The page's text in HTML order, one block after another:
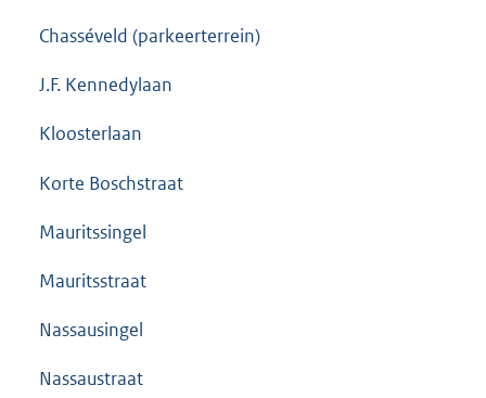
Chasséveld (parkeerterrein)
J.F. Kennedylaan
Kloosterlaan
Korte Boschstraat
Mauritssingel
Mauritsstraat
Nassausingel
Nassaustraat